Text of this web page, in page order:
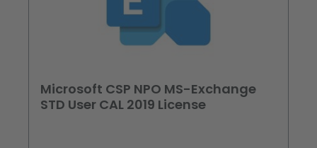
Microsoft CSP NPO MS-Exchange
STD User CAL 2019 License